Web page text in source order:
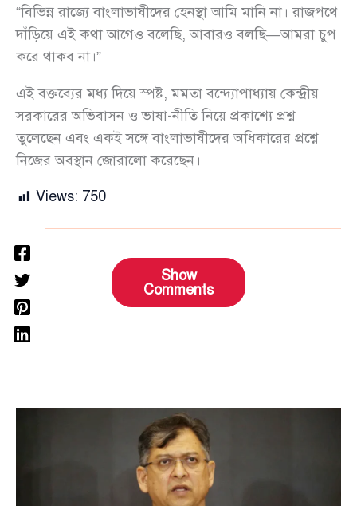
“বিভিন্ন রাজ্যে বাংলাভাষীদের হেনস্থা আমি মানি না। রাজপথে
দাঁড়িয়ে এই কথা আগেও বলেছি, আবারও বলছি—আমরা চুপ
করে থাকব না।”
এই বক্তব্যের মধ্য দিয়ে স্পষ্ট, মমতা বন্দ্যোপাধ্যায় কেন্দ্রীয়
সরকারের অভিবাসন ও ভাষা-নীতি নিয়ে প্রকাশ্যে প্রশ্ন
তুলেছেন এবং একই সঙ্গে বাংলাভাষীদের অধিকারের প্রশ্নে
নিজের অবস্থান জোরালো করেছেন।
Views: 750
Show
Comments